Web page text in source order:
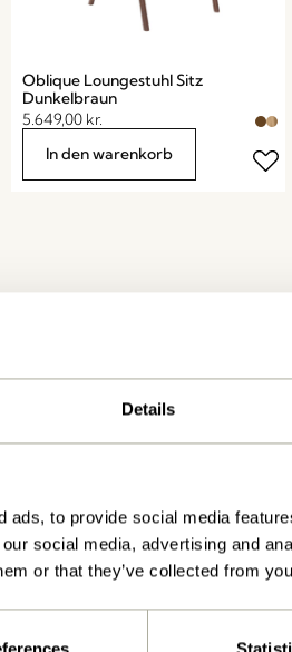
Details
ads, to provide social media
social media, advertising and
or that they’ve collected from
Oblique Loungestuhl Sitz
Dunkelbraun
5.649,00 kr.
In den warenkorb